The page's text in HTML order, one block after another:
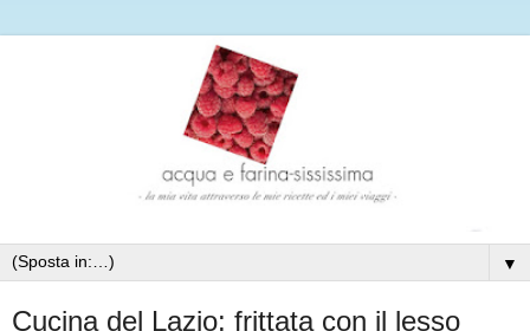
▼
Cucina del Lazio: frittata con il lesso